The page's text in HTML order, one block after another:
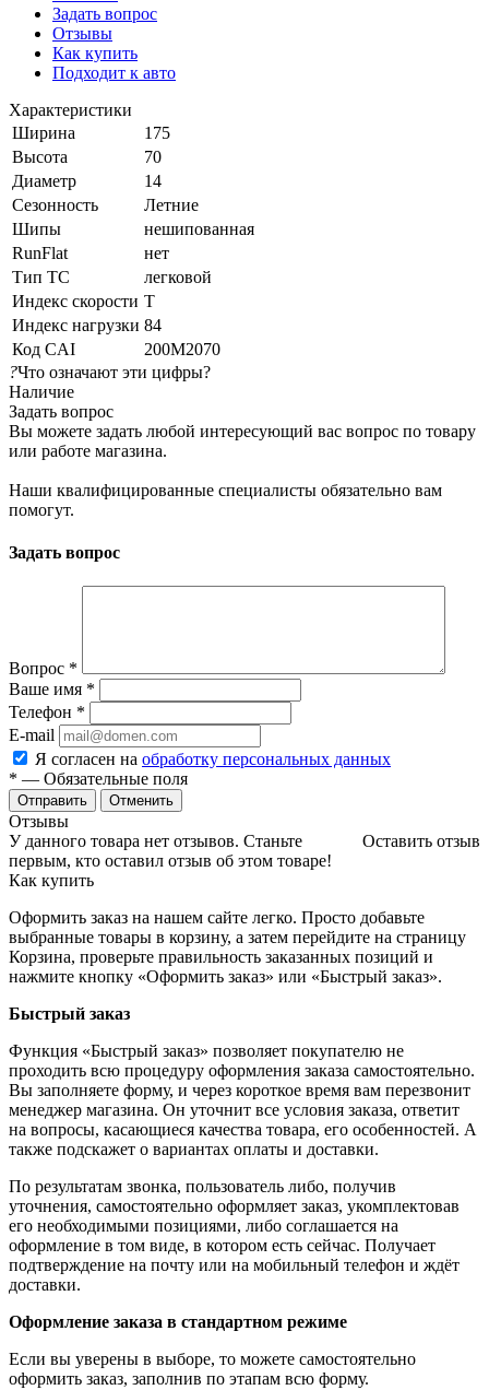
Задать вопрос
Отзывы
Как купить
Подходит к авто
Характеристики
Ширина
175
Высота
70
Диаметр
14
Сезонность
Летние
Шипы
нешипованная
RunFlat
нет
Тип ТС
легковой
Индекс скорости T
Индекс нагрузки 84
Код CAI
200M2070
?Что означают эти цифры?
Наличие
Задать вопрос
Вы можете задать любой интересующий вас вопрос по товару
или работе магазина.
Наши квалифицированные специалисты обязательно вам
помогут.
Задать вопрос
Вопрос *
Ваше имя *
Телефон *
E-mail
Я согласен на обработку персональных данных
* — Обязательные поля
Отменить
Отзывы
Оставить отзыв
У данного товара нет отзывов. Станьте
первым, кто оставил отзыв об этом товаре!
Как купить
Оформить заказ на нашем сайте легко. Просто добавьте
выбранные товары в корзину, а затем перейдите на страницу
Корзина, проверьте правильность заказанных позиций и
нажмите кнопку «Оформить заказ» или «Быстрый заказ».
Быстрый заказ
Функция «Быстрый заказ» позволяет покупателю не
проходить всю процедуру оформления заказа самостоятельно.
Вы заполняете форму, и через короткое время вам перезвонит
менеджер магазина. Он уточнит все условия заказа, ответит
на вопросы, касающиеся качества товара, его особенностей. А
также подскажет о вариантах оплаты и доставки.
По результатам звонка, пользователь либо, получив
уточнения, самостоятельно оформляет заказ, укомплектовав
его необходимыми позициями, либо соглашается на
оформление в том виде, в котором есть сейчас. Получает
подтверждение на почту или на мобильный телефон и ждёт
доставки.
Оформление заказа в стандартном режиме
Если вы уверены в выборе, то можете самостоятельно
оформить заказ, заполнив по этапам всю форму.